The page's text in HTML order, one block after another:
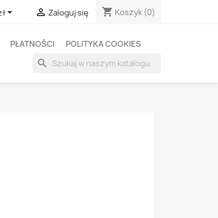
  Zaloguj się shopping_cart Koszyk (0)
PŁATNOŚCI POLITYKA COOKIES
search